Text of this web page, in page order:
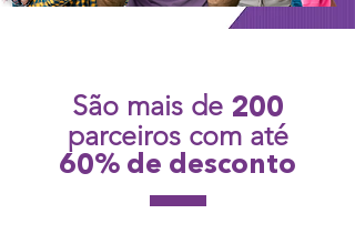
São mais de 200
parceiros com até
60% de desconto